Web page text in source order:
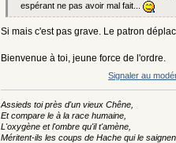
espérant ne pas avoir mal fait...
Si mais c'est pas grave. Le patron
Bienvenue à toi, jeune force de l'ordre.
Signaler au
Assieds toi près d'un vieux Chêne,
Et compare le à la race humaine,
L'oxygène et l'ombre qu'il t'amène,
Méritent-ils les coups de Hache qui le